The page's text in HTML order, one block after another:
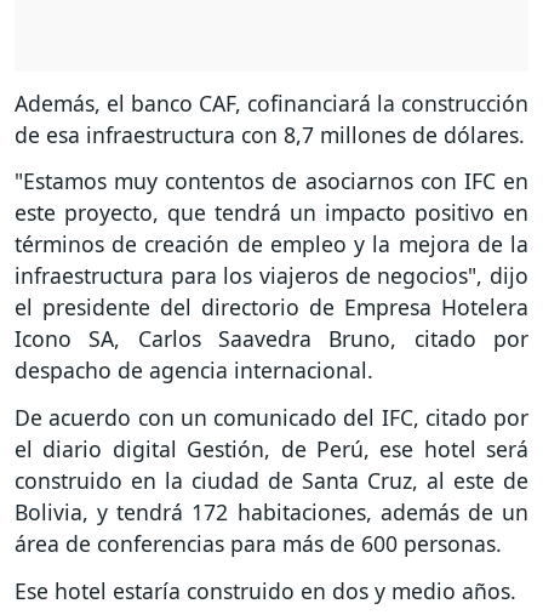
Además, el banco CAF, cofinanciará la construcción
de esa infraestructura con 8,7 millones de dólares.
"Estamos muy contentos de asociarnos con IFC en
este proyecto, que tendrá un impacto positivo en
términos de creación de empleo y la mejora de la
infraestructura para los viajeros de negocios", dijo
el presidente del directorio de Empresa Hotelera
Icono SA, Carlos Saavedra Bruno, citado por
despacho de agencia internacional.
De acuerdo con un comunicado del IFC, citado por
el diario digital Gestión, de Perú, ese hotel será
construido en la ciudad de Santa Cruz, al este de
Bolivia, y tendrá 172 habitaciones, además de un
área de conferencias para más de 600 personas.
Ese hotel estaría construido en dos y medio años.